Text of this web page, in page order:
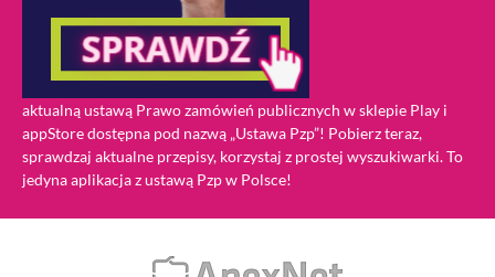
aktualną ustawą Prawo zamówień publicznych w sklepie Play i
appStore dostępna pod nazwą „Ustawa Pzp”! Pobierz teraz,
sprawdzaj aktualne przepisy, korzystaj z prostej wyszukiwarki. To
jedyna aplikacja z ustawą Pzp w Polsce!